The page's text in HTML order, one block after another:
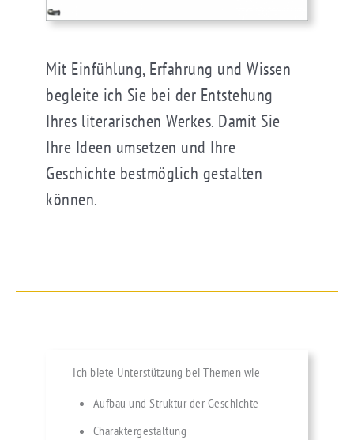
Mit Einfühlung, Erfahrung und Wissen
begleite ich Sie bei der Entstehung
Ihres literarischen Werkes. Damit Sie
Ihre Ideen umsetzen und Ihre
Geschichte bestmöglich gestalten
können.
Ich biete Unterstützung bei Themen wie
Aufbau und Struktur der Geschichte
Charaktergestaltung